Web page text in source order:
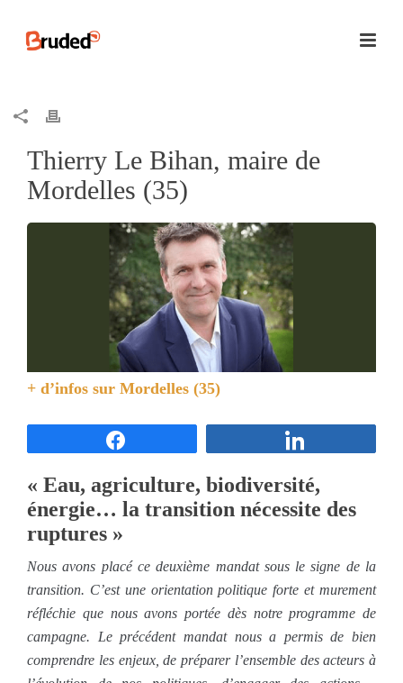
Thierry Le Bihan, maire de
Mordelles (35)
+ d’infos sur Mordelles (35)
« Eau, agriculture, biodiversité,
énergie… la transition nécessite des
ruptures »
Nous avons placé ce deuxième mandat sous le signe de la
transition. C’est une orientation politique forte et murement
réfléchie que nous avons portée dès notre programme de
campagne. Le précédent mandat nous a permis de bien
comprendre les enjeux, de préparer l’ensemble des acteurs à